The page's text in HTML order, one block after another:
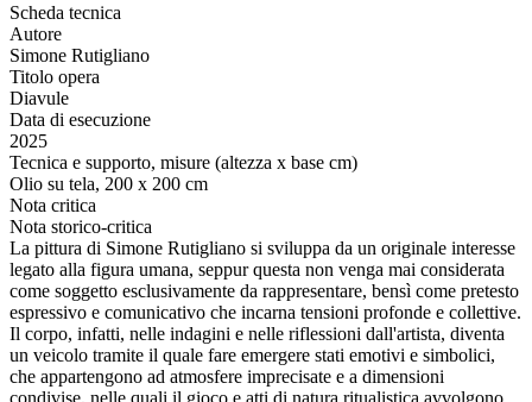
Scheda tecnica
Autore
Simone Rutigliano
Titolo opera
Diavule
Data di esecuzione
2025
Tecnica e supporto, misure (altezza x base cm)
Olio su tela, 200 x 200 cm
Nota critica
Nota storico-critica
La pittura di Simone Rutigliano si sviluppa da un originale interesse
legato alla figura umana, seppur questa non venga mai considerata
come soggetto esclusivamente da rappresentare, bensì come pretesto
espressivo e comunicativo che incarna tensioni profonde e collettive.
Il corpo, infatti, nelle indagini e nelle riflessioni dall'artista, diventa
un veicolo tramite il quale fare emergere stati emotivi e simbolici,
che appartengono ad atmosfere imprecisate e a dimensioni
condivise, nelle quali il gioco e atti di natura ritualistica avvolgono